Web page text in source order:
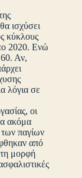
ισχύσει
κύκλους
2020. Ενώ
60. Αν,
λόγια σε
οι
ακόμα
παγίων
από
τη μορφή